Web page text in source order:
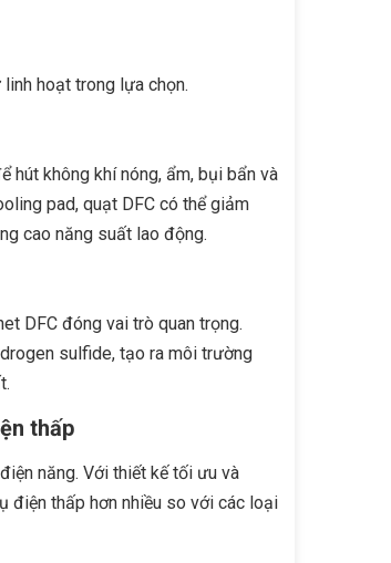
hoạt trong lựa chọn.
không khí nóng, ẩm, bụi bẩn và
pad, quạt DFC có thể giảm
cao năng suất lao động.
DFC đóng vai trò quan trọng.
sulfide, tạo ra môi trường
thấp
năng. Với thiết kế tối ưu và
điện thấp hơn nhiều so với các loại